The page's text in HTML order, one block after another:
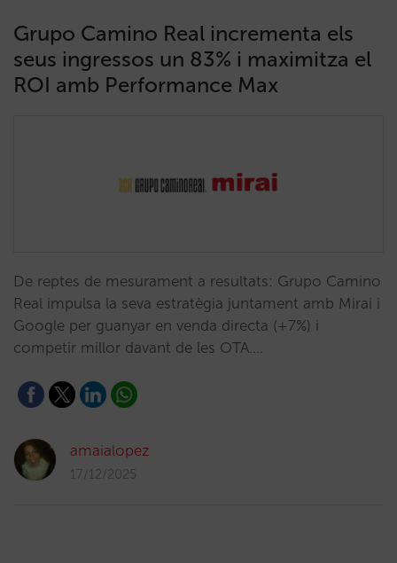
Grupo Camino Real incrementa els
seus ingressos un 83% i maximitza el
ROI amb Performance Max
De reptes de mesurament a resultats: Grupo Camino
Real impulsa la seva estratègia juntament amb Mirai i
Google per guanyar en venda directa (+7%) i
competir millor davant de les OTA.…
amaialopez
17/12/2025